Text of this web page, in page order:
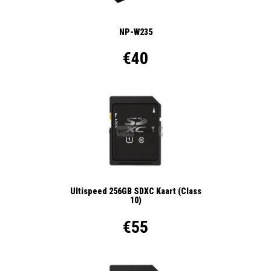
NP-W235
€40
Ultispeed 256GB SDXC Kaart (Class
10)
€55